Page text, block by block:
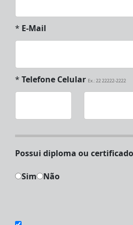
* E-Mail
* Telefone Celular Ex.: 22 22222-2222
Sim Não